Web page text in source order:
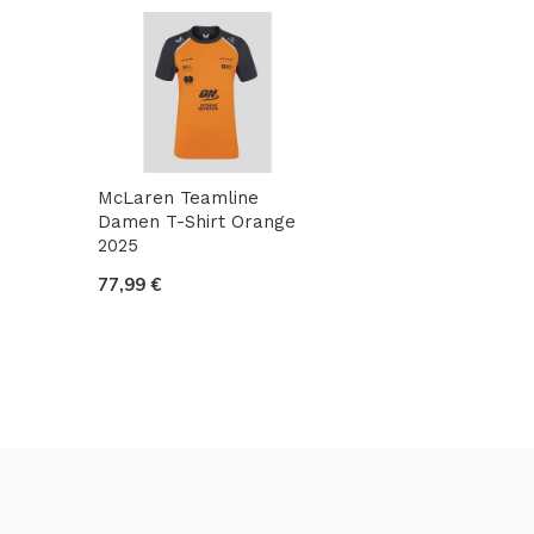
McLaren Teamline
Damen T-Shirt Orange
2025
77,99 €